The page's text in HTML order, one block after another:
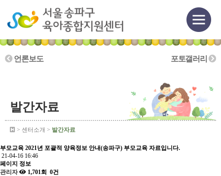
언론보도 포토갤러리
발간자료
> 센터소개 > 발간자료
부모교육 2021년 포괄적 양육정보 안내(송파구) 부모교육 자료입니다.
21-04-16 16:46
페이지 정보
관리자
1,701회 0건